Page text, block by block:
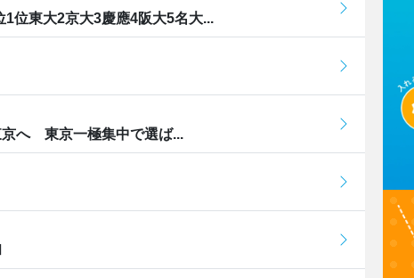
位東大2京大3慶應4阪大5名大...
京へ 東京一極集中で選ば...